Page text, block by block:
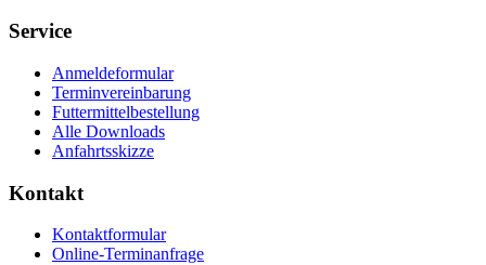
Service
Anmeldeformular
Terminvereinbarung
Futtermittelbestellung
Alle Downloads
Anfahrtsskizze
Kontakt
Kontaktformular
Online-Terminanfrage